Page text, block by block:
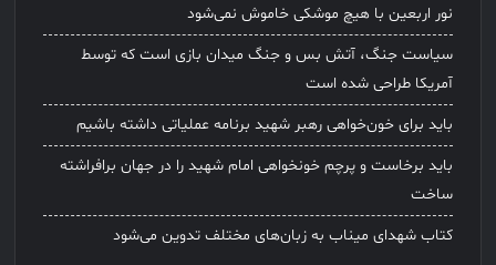
نور اربعین با هیچ موشکی خاموش نمی‌شود
سیاست جنگ، آتش بس و جنگ میدان بازی است که توسط
آمریکا طراحی شده است
باید برای خون‌خواهی رهبر شهید برنامه عملیاتی داشته باشیم
باید برخاست و پرچم خونخواهی امام شهید را در جهان برافراشته
ساخت
کتاب شهدای میناب به زبان‌های مختلف تدوین می‌شود